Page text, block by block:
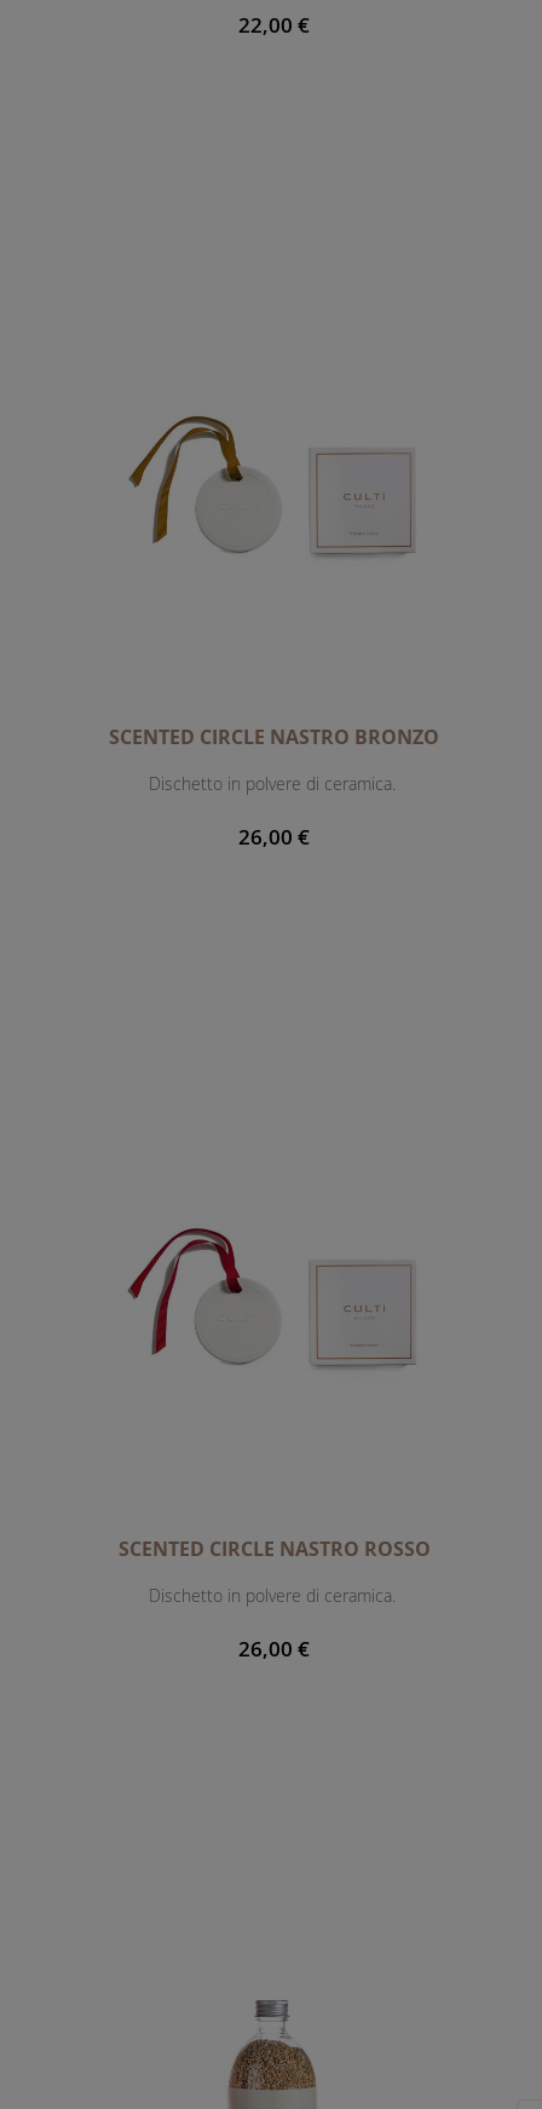
22,00 €
SCENTED CIRCLE NASTRO BRONZO
Dischetto in polvere di ceramica.
26,00 €
SCENTED CIRCLE NASTRO ROSSO
Dischetto in polvere di ceramica.
26,00 €